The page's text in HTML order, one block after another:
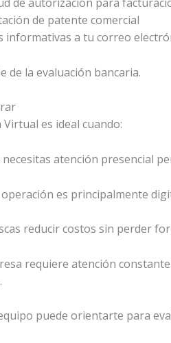
de patente comercial
informativas a tu correo
de la evaluación bancaria.
Virtual es ideal cuando:
necesitas atención presencial
es principalmente
reducir costos sin perder
requiere atención
puede orientarte para